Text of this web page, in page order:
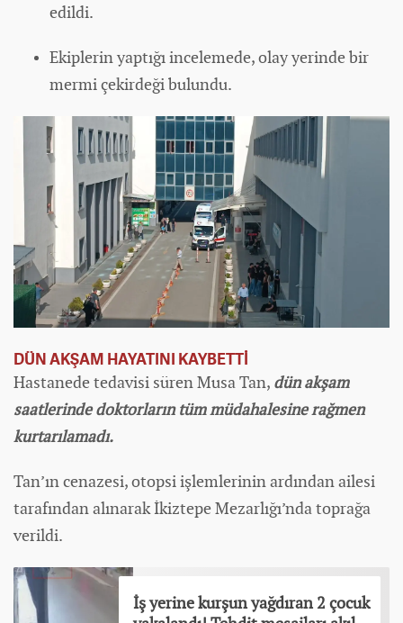
edildi.
Ekiplerin yaptığı incelemede, olay yerinde bir
mermi çekirdeği bulundu.
DÜN AKŞAM HAYATINI KAYBETTİ
Hastanede tedavisi süren Musa Tan, dün akşam
saatlerinde doktorların tüm müdahalesine rağmen
kurtarılamadı.
Tan’ın cenazesi, otopsi işlemlerinin ardından ailesi
tarafından alınarak İkiztepe Mezarlığı’nda toprağa
verildi.
İş yerine kurşun yağdıran 2 çocuk